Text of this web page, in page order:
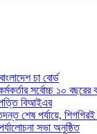
চা বোর্ড
সর্বোচ্চ ১০ বছরের
বিআইএর
শেষ পর্যায়ে, শিগগিরই
সভা অনুষ্ঠিত